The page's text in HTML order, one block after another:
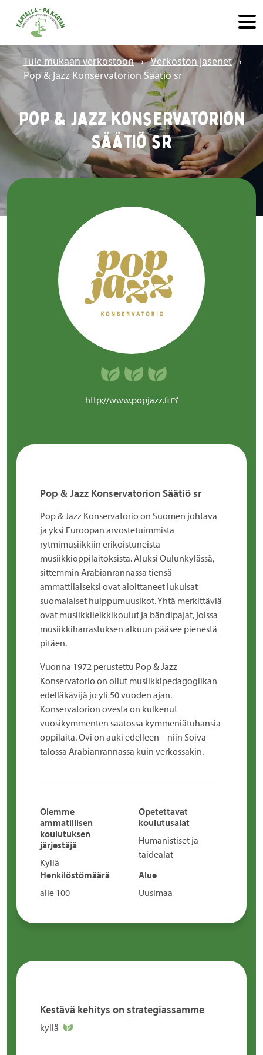
Hyppää sisältöön
Tule mukaan verkostoon › Verkoston jäsenet ›
Pop & Jazz Konservatorion Säätiö sr
Pop & Jazz Konservatorion
Säätiö sr
http://www.popjazz.fi
Pop & Jazz Konservatorion Säätiö sr
Pop & Jazz Konservatorio on Suomen johtava
ja yksi Euroopan arvostetuimmista
rytmimusiikkiin erikoistuneista
musiikkioppilaitoksista. Aluksi Oulunkylässä,
sittemmin Arabianrannassa tiensä
ammattilaiseksi ovat aloittaneet lukuisat
suomalaiset huippumuusikot. Yhtä merkittäviä
ovat musiikkileikkikoulut ja bändipajat, joissa
musiikkiharrastuksen alkuun pääsee pienestä
pitäen.
Vuonna 1972 perustettu Pop & Jazz
Konservatorio on ollut musiikkipedagogiikan
edelläkävijä jo yli 50 vuoden ajan.
Konservatorion ovesta on kulkenut
vuosikymmenten saatossa kymmeniätuhansia
oppilaita. Ovi on auki edelleen – niin Soiva-
talossa Arabianrannassa kuin verkossakin.
Olemme
ammatillisen
koulutuksen
järjestäjä
Kyllä
Opetettavat
koulutusalat
Humanistiset ja
taidealat
Henkilöstömäärä
alle 100
Alue
Uusimaa
Kestävä kehitys on strategiassamme
kyllä